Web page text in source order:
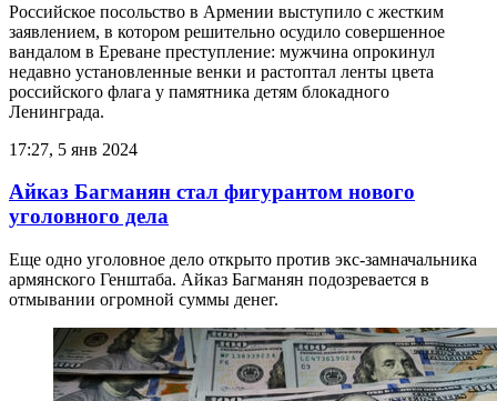
Российское посольство в Армении выступило с жестким
заявлением, в котором решительно осудило совершенное
вандалом в Ереване преступление: мужчина опрокинул
недавно установленные венки и растоптал ленты цвета
российского флага у памятника детям блокадного
Ленинграда.
17:27, 5 янв 2024
Айказ Багманян стал фигурантом нового
уголовного дела
Еще одно уголовное дело открыто против экс-замначальника
армянского Генштаба. Айказ Багманян подозревается в
отмывании огромной суммы денег.